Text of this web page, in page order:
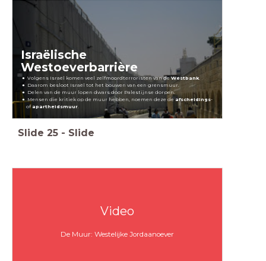
Israëlische
Westoeverbarrière
Volgens Israël komen veel zelfmoordterroristen van deWestbank.
Daarom besloot Israël tot het bouwen van een grensmuur.
Delen van de muur lopen dwars door Palestijnse dorpen.
Mensen die kritiek op de muur hebben, noemen deze deafscheidings-
of apartheidsmuur.
Slide 25 - Slide
Video
De Muur: Westelijke Jordaanoever